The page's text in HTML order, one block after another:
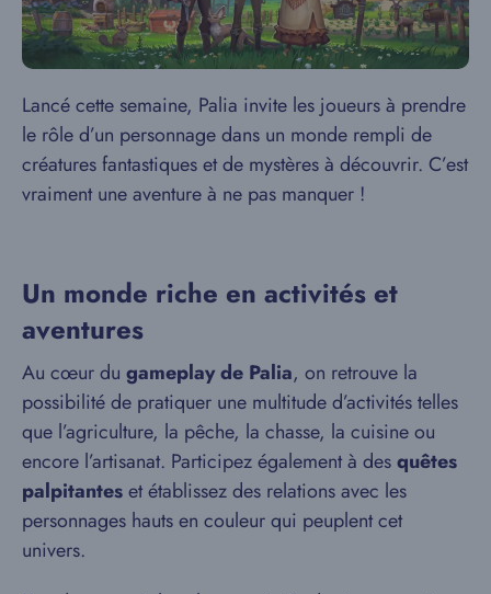
Lancé cette semaine, Palia invite les joueurs à prendre
le rôle d’un personnage dans un monde rempli de
créatures fantastiques et de mystères à découvrir. C’est
vraiment une aventure à ne pas manquer !
Un monde riche en activités et
aventures
Au cœur du gameplay de Palia, on retrouve la
possibilité de pratiquer une multitude d’activités telles
que l’agriculture, la pêche, la chasse, la cuisine ou
encore l’artisanat. Participez également à desquêtes
palpitanteset établissez des relations avec les
personnages hauts en couleur qui peuplent cet
univers.